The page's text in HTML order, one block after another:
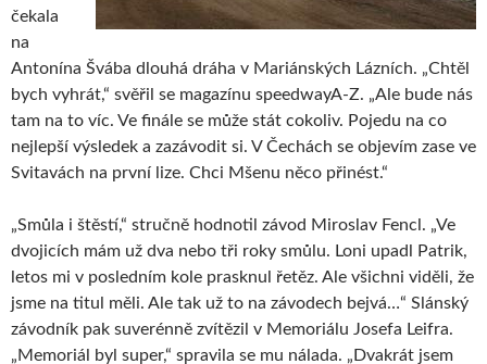
čekala
na
Antonína Švába dlouhá dráha v Mariánských Lázních. „Chtěl
bych vyhrát,“ svěřil se magazínu speedwayA-Z. „Ale bude nás
tam na to víc. Ve finále se může stát cokoliv. Pojedu na co
nejlepší výsledek a zazávodit si. V Čechách se objevím zase ve
Svitavách na první lize. Chci Mšenu něco přinést.“
„Smůla i štěstí,“ stručně hodnotil závod Miroslav Fencl. „Ve
dvojicích mám už dva nebo tři roky smůlu. Loni upadl Patrik,
letos mi v posledním kole prasknul řetěz. Ale všichni viděli, že
jsme na titul měli. Ale tak už to na závodech bejvá…“ Slánský
závodník pak suverénně zvítězil v Memoriálu Josefa Leifra.
„Memoriál byl super,“ spravila se mu nálada. „Dvakrát jsem